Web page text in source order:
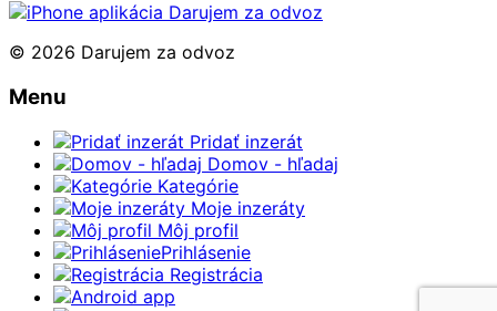
© 2026 Darujem za odvoz
Menu
Pridať inzerát
Domov - hľadaj
Kategórie
Moje inzeráty
Môj profil
Prihlásenie
Registrácia